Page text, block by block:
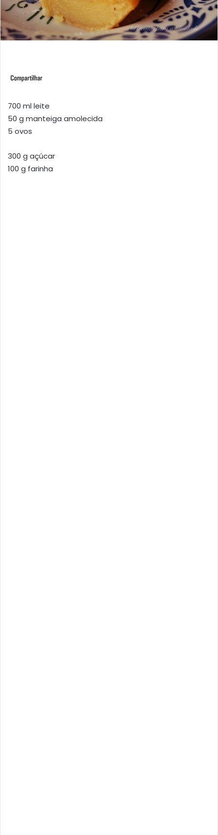
700 ml leite
50 g manteiga amolecida
5 ovos
300 g açúcar
100 g farinha